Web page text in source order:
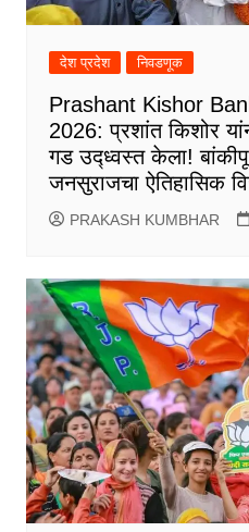
देश प्रदेश निवडणूक
Prashant Kishor
2026: प्रशांत किशोर
गड उद्ध्वस्त केला!
जनसुराजचा ऐतिहासिक
PRAKASH KUMBHAR